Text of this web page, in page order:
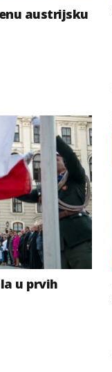
austrijsku
u prvih